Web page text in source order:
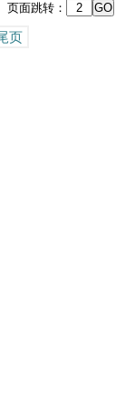
面跳转：
页